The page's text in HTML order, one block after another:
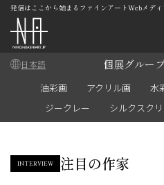
発信はここから始まるファインアートWebメディ
日本語 個展グルー
油彩画 アクリル画 水
ジークレー
シルクスク
INTERVIEW 注目の作家